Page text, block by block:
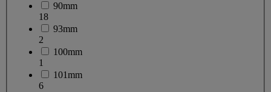
90mm
18
93mm
2
100mm
1
101mm
6